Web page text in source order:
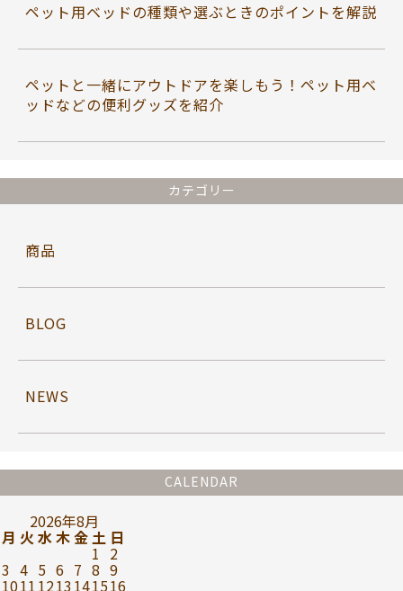
ペット用ベッドの種類や選ぶときのポイントを解説
ペットと一緒にアウトドアを楽しもう！ペット用ベ
ッドなどの便利グッズを紹介
カテゴリー
商品
BLOG
NEWS
CALENDAR
2026年8月
月 火水木金土 日
1 2
3 4 5 6 7 8 9
1011 1213141516